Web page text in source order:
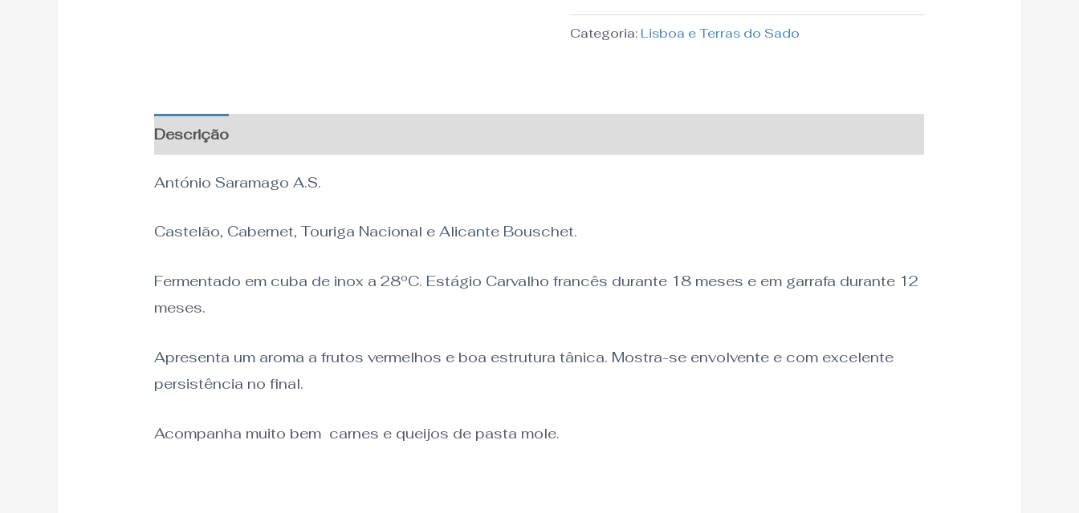
Categoria: Lisboa e Terras do Sado
Descrição
António Saramago A.S.
Castelão, Cabernet, Touriga Nacional e Alicante Bouschet.
Fermentado em cuba de inox a 28ºC. Estágio Carvalho francês durante 18 meses e em garrafa durante 12
meses.
Apresenta um aroma a frutos vermelhos e boa estrutura tânica. Mostra-se envolvente e com excelente
persistência no final.
Acompanha muito bem carnes e queijos de pasta mole.